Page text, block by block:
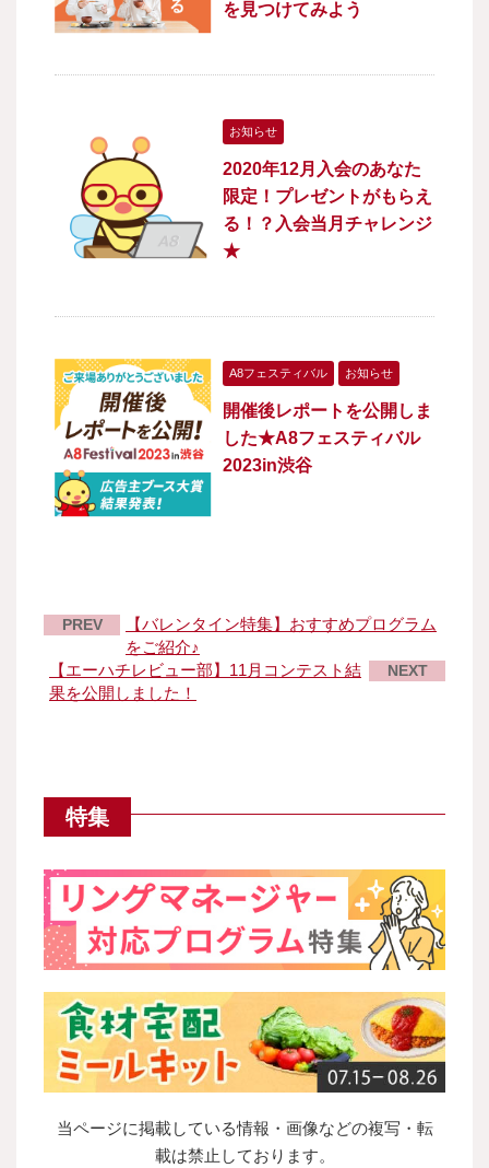
を見つけてみよう
お知らせ
2020年12月入会のあなた
限定！プレゼントがもらえ
る！？入会当月チャレンジ
★
A8フェスティバル お知らせ
開催後レポートを公開しま
した★A8フェスティバル
2023in渋谷
PREV
【バレンタイン特集】おすすめプログラム
をご紹介♪
【エーハチレビュー部】11月コンテスト結
果を公開しました！
NEXT
特集
当ページに掲載している情報・画像などの複写・転
載は禁止しております。